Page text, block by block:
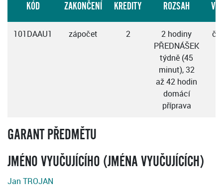
KÓD ZAKONČENÍ KREDITY ROZSAH
101DAAU1 zápočet 2
2 hodiny
PŘEDNÁŠEK
týdně (45
minut), 32
až 42 hodin
domácí
příprava
GARANT PŘEDMĚTU
JMÉNO VYUČUJÍCÍHO (JMÉNA VYUČUJÍCÍCH)
Jan TROJAN